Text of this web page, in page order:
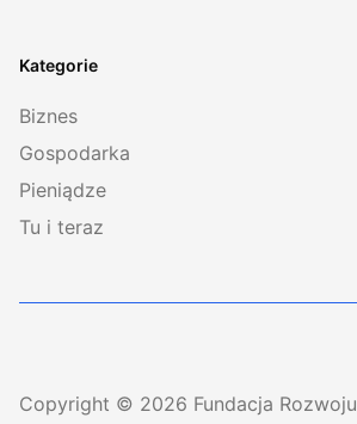
Kategorie
Biznes
Gospodarka
Pieniądze
Tu i teraz
Copyright © 2026 Fundacja Rozwoju